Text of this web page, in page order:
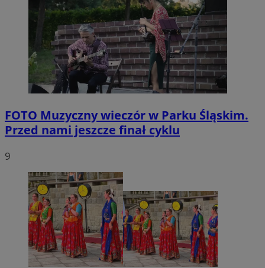
FOTO Muzyczny wieczór w Parku Śląskim.
Przed nami jeszcze finał cyklu
9